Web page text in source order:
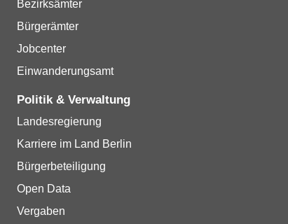
Bezirksämter
Bürgerämter
Jobcenter
Einwanderungsamt
Politik & Verwaltung
Landesregierung
Karriere im Land Berlin
Bürgerbeteiligung
Open Data
Vergaben